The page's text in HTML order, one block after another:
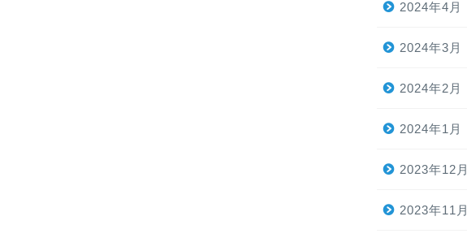
2024年4月
2024年3月
2024年2月
2024年1月
2023年12月
2023年11月